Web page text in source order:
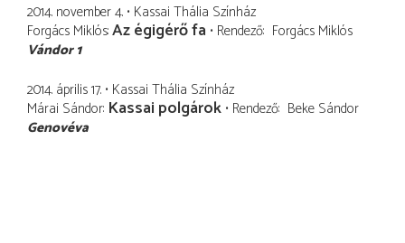
2014. november 4. Kassai Thália Színház
Forgács Miklós Az égigérő fa Rendező Forgács Miklós
Vándor 1
2014. április 17. Kassai Thália Színház
Márai Sándor Kassai polgárok Rendező Beke Sándor
Genovéva